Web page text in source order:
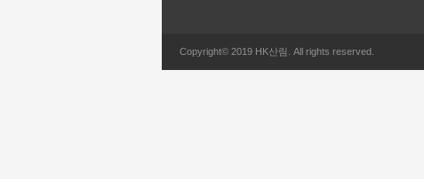
Copyright© 2019 HK산림. All rights reserved.